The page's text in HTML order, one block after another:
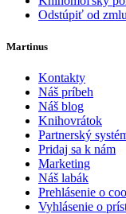
Odstúpiť od
Martinus
Kontakty
Náš príbeh
Náš blog
Knihovrátok
Partnerský
Pridaj sa k nám
Marketing
Náš labák
Prehlásenie o
Vyhlásenie o